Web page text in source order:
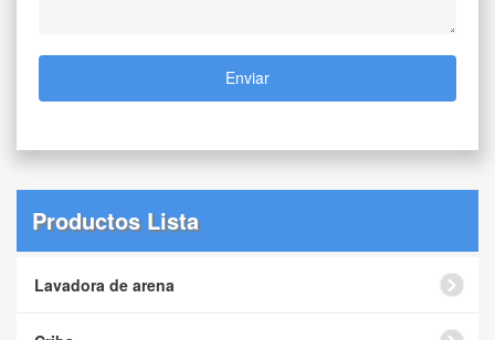
Enviar
Productos Lista
Lavadora de arena